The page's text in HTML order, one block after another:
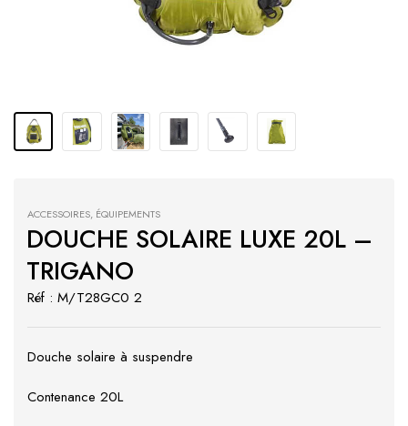
ACCESSOIRES, ÉQUIPEMENTS
DOUCHE SOLAIRE LUXE 20L –
TRIGANO
Réf : M/T28GC0 2
Douche solaire à suspendre
Contenance 20L